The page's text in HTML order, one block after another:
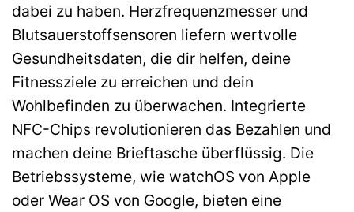
dabei zu haben. Herzfrequenzmesser und
Blutsauerstoffsensoren liefern wertvolle
Gesundheitsdaten, die dir helfen, deine
Fitnessziele zu erreichen und dein
Wohlbefinden zu überwachen. Integrierte
NFC-Chips revolutionieren das Bezahlen und
machen deine Brieftasche überflüssig. Die
Betriebssysteme, wie watchOS von Apple
oder Wear OS von Google, bieten eine